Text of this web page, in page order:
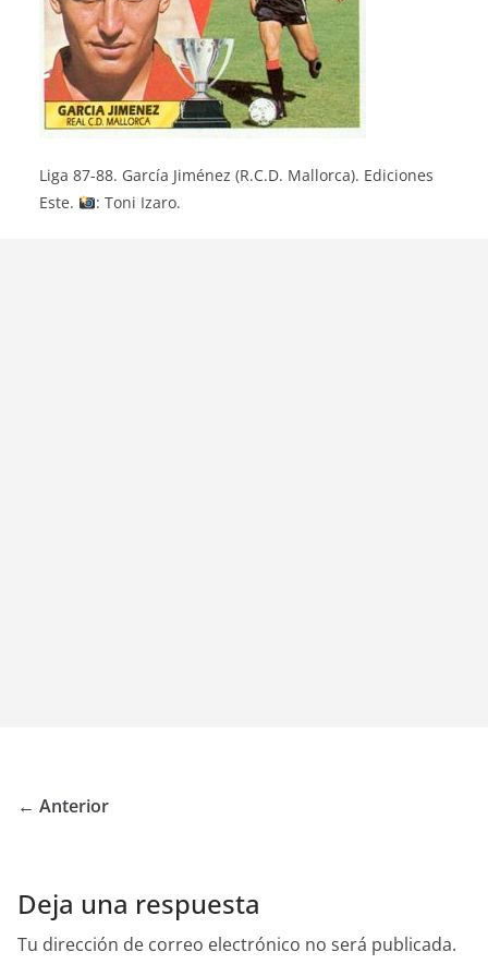
Liga 87-88. García Jiménez (R.C.D. Mallorca). Ediciones
Este.
: Toni Izaro.
← Anterior
Deja una respuesta
Tu dirección de correo electrónico no será publicada.